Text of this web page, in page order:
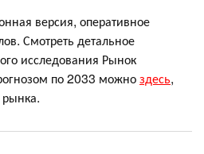
версия, оперативное
Смотреть детальное
исследования Рынок
по 2033 можноздесь,